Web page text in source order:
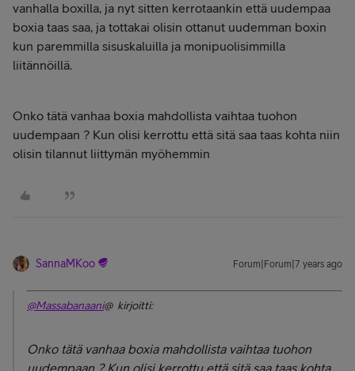
vanhalla boxilla, ja nyt sitten kerrotaankin että uudempaa
boxia taas saa, ja tottakai olisin ottanut uudemman boxin
kun paremmilla sisuskaluilla ja monipuolisimmilla
liitännöillä.
Onko tätä vanhaa boxia mahdollista vaihtaa tuohon
uudempaan ? Kun olisi kerrottu että sitä saa taas kohta niin
olisin tilannut liittymän myöhemmin
SannaMKoo Forum|Forum|7 years ago
@Massabanaani@ kirjoitti:
Onko tätä vanhaa boxia mahdollista vaihtaa tuohon
uudempaan ? Kun olisi kerrottu että sitä saa taas kohta